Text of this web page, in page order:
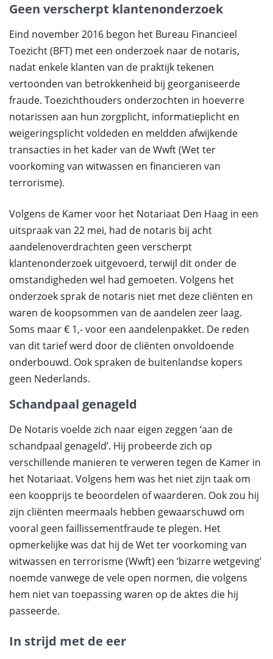
Geen verscherpt klantenonderzoek
Eind november 2016 begon het Bureau Financieel
Toezicht (BFT) met een onderzoek naar de notaris,
nadat enkele klanten van de praktijk tekenen
vertoonden van betrokkenheid bij georganiseerde
fraude. Toezichthouders onderzochten in hoeverre
notarissen aan hun zorgplicht, informatieplicht en
weigeringsplicht voldeden en meldden afwijkende
transacties in het kader van de Wwft (Wet ter
voorkoming van witwassen en financieren van
terrorisme).
Volgens de Kamer voor het Notariaat Den Haag in een
uitspraak van 22 mei, had de notaris bij acht
aandelenoverdrachten geen verscherpt
klantenonderzoek uitgevoerd, terwijl dit onder de
omstandigheden wel had gemoeten. Volgens het
onderzoek sprak de notaris niet met deze cliënten en
waren de koopsommen van de aandelen zeer laag.
Soms maar € 1,- voor een aandelenpakket. De reden
van dit tarief werd door de cliënten onvoldoende
onderbouwd. Ook spraken de buitenlandse kopers
geen Nederlands.
Schandpaal genageld
De Notaris voelde zich naar eigen zeggen ‘aan de
schandpaal genageld’. Hij probeerde zich op
verschillende manieren te verweren tegen de Kamer in
het Notariaat. Volgens hem was het niet zijn taak om
een koopprijs te beoordelen of waarderen. Ook zou hij
zijn cliënten meermaals hebben gewaarschuwd om
vooral geen faillissementfraude te plegen. Het
opmerkelijke was dat hij de Wet ter voorkoming van
witwassen en terrorisme (Wwft) een ‘bizarre wetgeving’
noemde vanwege de vele open normen, die volgens
hem niet van toepassing waren op de aktes die hij
passeerde.
In strijd met de eer